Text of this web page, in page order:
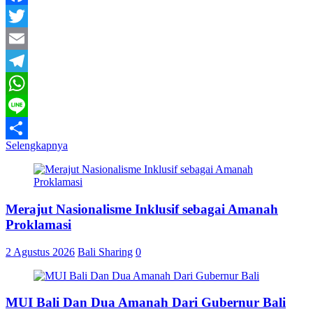
Facebook
Twitter
Email
Telegram
WhatsApp
Line
Share
Selengkapnya
Merajut Nasionalisme Inklusif sebagai Amanah
Proklamasi
2 Agustus 2026 Bali Sharing 0
MUI Bali Dan Dua Amanah Dari Gubernur Bali